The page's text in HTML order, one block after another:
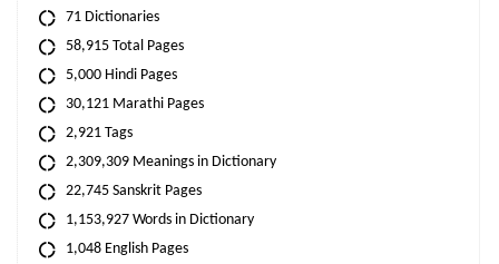
71 Dictionaries
58,915 Total Pages
5,000 Hindi Pages
30,121 Marathi Pages
2,921 Tags
2,309,309 Meanings in Dictionary
22,745 Sanskrit Pages
1,153,927 Words in Dictionary
1,048 English Pages